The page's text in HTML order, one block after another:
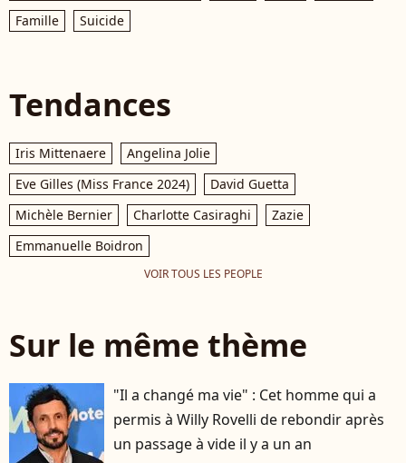
Famille
Suicide
Tendances
Iris Mittenaere
Angelina Jolie
Eve Gilles (Miss France 2024)
David Guetta
Michèle Bernier
Charlotte Casiraghi
Zazie
Emmanuelle Boidron
VOIR TOUS LES PEOPLE
Sur le même thème
"Il a changé ma vie" : Cet homme qui a
permis à Willy Rovelli de rebondir après
un passage à vide il y a un an